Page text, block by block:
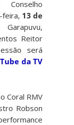
feira, 13 de
Reitor
será
da TV
Coral RMV
Robson